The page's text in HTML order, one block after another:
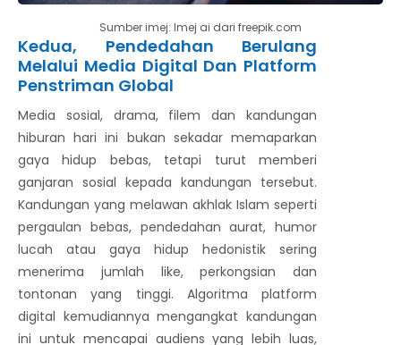
Sumber imej: Imej ai dari freepik.com
Kedua, Pendedahan Berulang
Melalui Media Digital Dan Platform
Penstriman Global
Media sosial, drama, filem dan kandungan
hiburan hari ini bukan sekadar memaparkan
gaya hidup bebas, tetapi turut memberi
ganjaran sosial kepada kandungan tersebut.
Kandungan yang melawan akhlak Islam seperti
pergaulan bebas, pendedahan aurat, humor
lucah atau gaya hidup hedonistik sering
menerima jumlah like, perkongsian dan
tontonan yang tinggi. Algoritma platform
digital kemudiannya mengangkat kandungan
ini untuk mencapai audiens yang lebih luas,